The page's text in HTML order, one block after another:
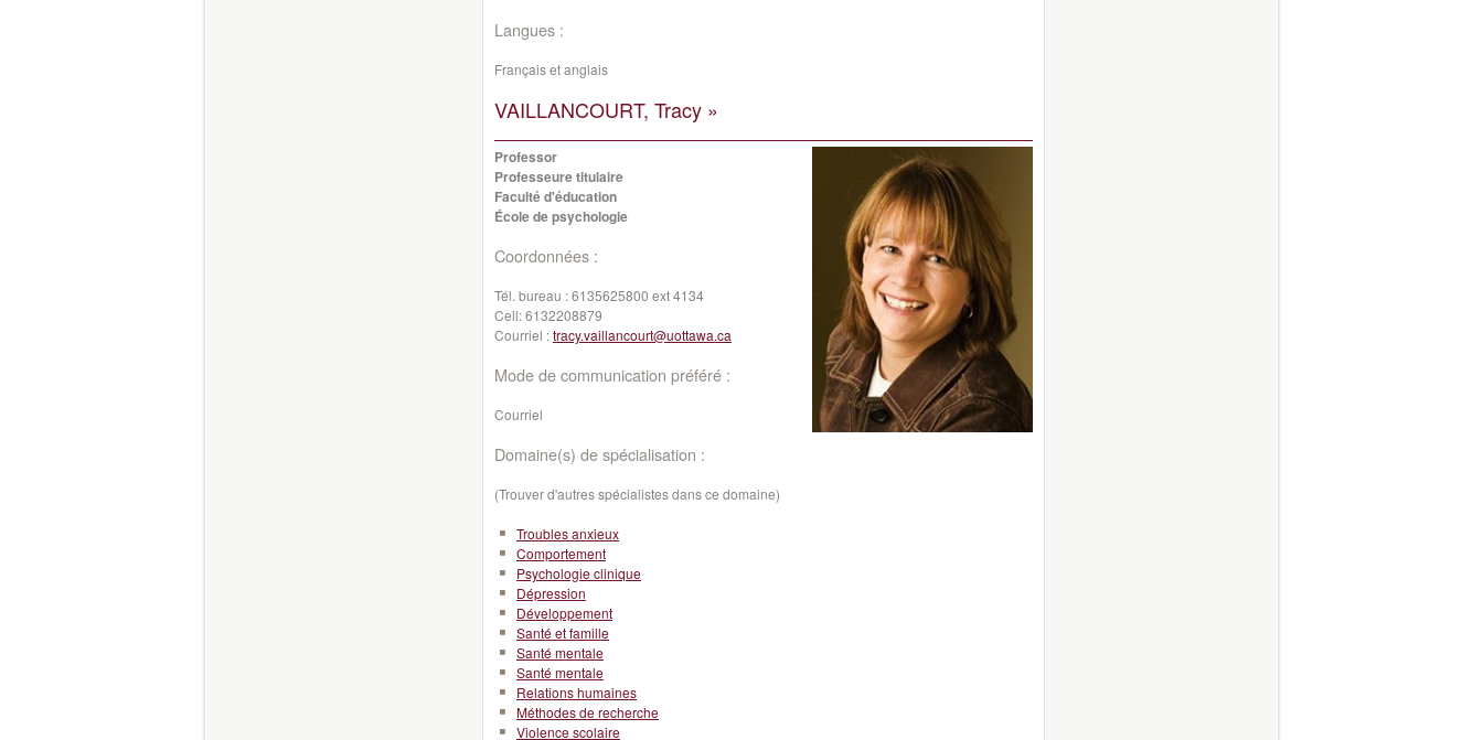
Langues :
Français et anglais
VAILLANCOURT, Tracy »
Professor
Professeure titulaire
Faculté d'éducation
École de psychologie
Coordonnées :
Tél. bureau :6135625800 ext 4134
Cell:6132208879
Courriel :tracy.vaillancourt@uottawa.ca
Mode de communication préféré :
Courriel
Domaine(s) de spécialisation :
(Trouver d'autres spécialistes dans ce domaine)
Troubles anxieux
Comportement
Psychologie clinique
Dépression
Développement
Santé et famille
Santé mentale
Santé mentale
Relations humaines
Méthodes de recherche
Violence scolaire